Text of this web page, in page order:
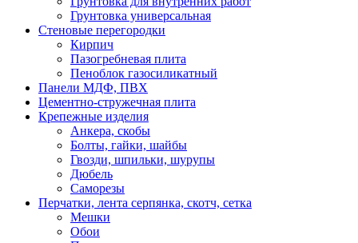
Грунтовка универсальная
Стеновые перегородки
Кирпич
Пазогребневая плита
Пеноблок газосиликатный
Панели МДФ, ПВХ
Цементно-стружечная плита
Крепежные изделия
Анкера, скобы
Болты, гайки, шайбы
Гвозди, шпильки, шурупы
Дюбель
Саморезы
Перчатки, лента серпянка, скотч, сетка
Мешки
Обои